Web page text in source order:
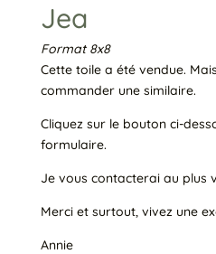
Jea
Format 8x8
Cette toile a été vendue.
commander une similaire.
Cliquez sur le bouton ci-
formulaire.
Je vous contacterai au plus
Merci et surtout, vivez une
Annie